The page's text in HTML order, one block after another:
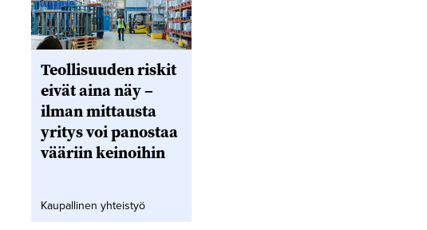
Teollisuuden riskit
eivät aina näy –
ilman mittausta
yritys voi panostaa
vääriin keinoihin
Kaupallinen yhteistyö